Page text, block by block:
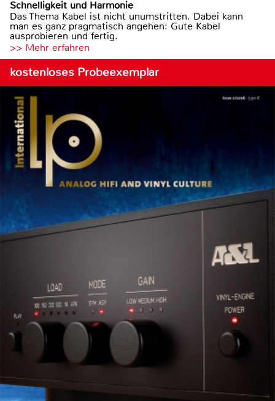
Schnelligkeit und Harmonie
Das Thema Kabel ist nicht unumstritten. Dabei kann
man es ganz pragmatisch angehen: Gute Kabel
ausprobieren und fertig.
>> Mehr erfahren
kostenloses Probeexemplar